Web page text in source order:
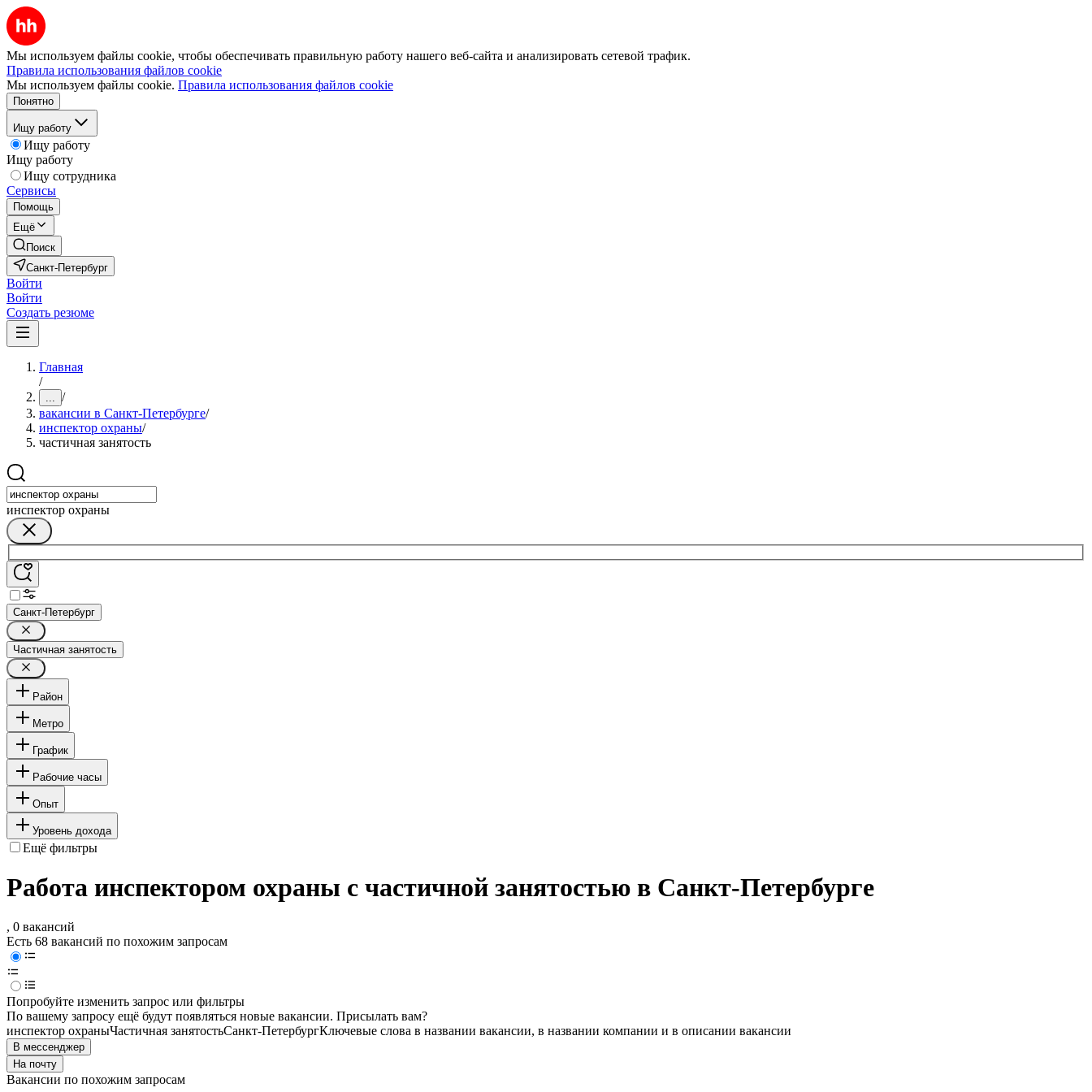
Мы используем файлы cookie, чтобы обеспечивать правильную работу нашего веб-сайта и анализировать сетевой трафик.
Правила использования файлов cookie
Мы используем файлы cookie. Правила использования файлов cookie
Понятно
Ищу работу
Ищу работу
Ищу работу
Ищу сотрудника
Сервисы
Помощь
Ещё
Поиск
Санкт-Петербург
Войти
Войти
Создать резюме
Главная
/
... /
вакансии в Санкт-Петербурге/
инспектор охраны/
частичная занятость
инспектор охраны
Санкт-Петербург
Частичная занятость
Район
Метро
График
Рабочие часы
Опыт
Уровень дохода
Ещё фильтры
Работа инспектором охраны с частичной занятостью в Санкт-Петербурге
, 0 вакансий
Есть 68 вакансий по похожим запросам
Попробуйте изменить запрос или фильтры
По вашему запросу ещё будут появляться новые вакансии. Присылать вам?
инспектор охраныЧастичная занятостьСанкт-ПетербургКлючевые слова в названии вакансии, в названии компании и в описании вакансии
В мессенджер
На почту
Вакансии по похожим запросам